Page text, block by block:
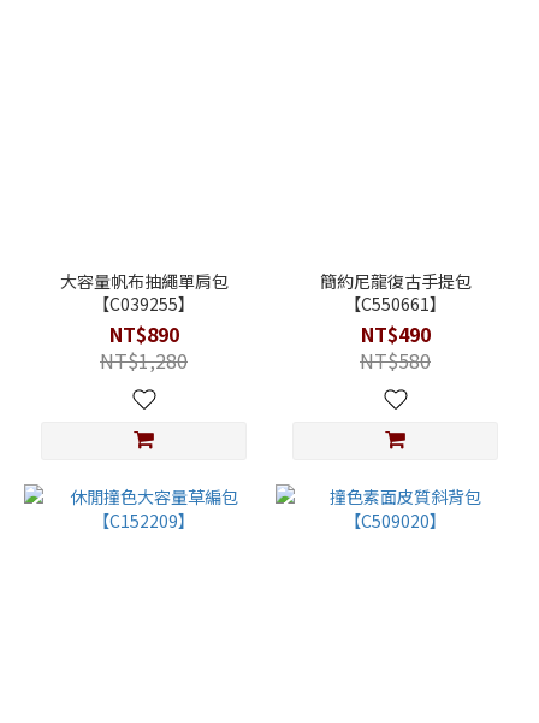
大容量帆布抽繩單肩包
【C039255】
NT$890
NT$1,280
簡約尼龍復古手提包
【C550661】
NT$490
NT$580